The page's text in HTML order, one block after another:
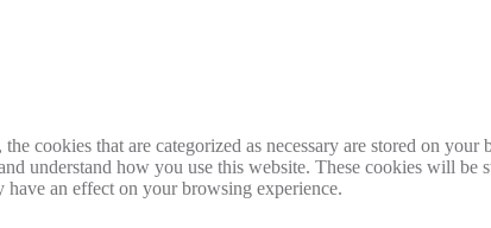
cookies that are categorized as necessary are stored on your
understand how you use this website. These cookies will be
an effect on your browsing experience.